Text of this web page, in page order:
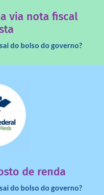
via nota fiscal
do bolso do governo?
de renda
do bolso do governo?
o governo?